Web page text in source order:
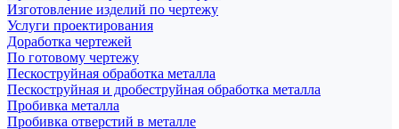
Изготовление изделий по чертежу
Услуги проектирования
Доработка чертежей
По готовому чертежу
Пескоструйная обработка металла
Пескоструйная и дробеструйная обработка металла
Пробивка металла
Пробивка отверстий в металле